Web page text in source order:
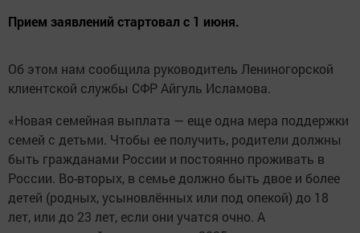
Прием заявлений стартовал с 1 июня.
Об этом нам сообщила руководитель Лениногорской
клиентской службы СФР Айгуль Исламова.
«Новая семейная выплата — еще одна мера поддержки
семей с детьми. Чтобы ее получить, родители должны
быть гражданами России и постоянно проживать в
России. Во-вторых, в семье должно быть двое и более
детей (родных, усыновлённых или под опекой) до 18
лет, или до 23 лет, если они учатся очно. А